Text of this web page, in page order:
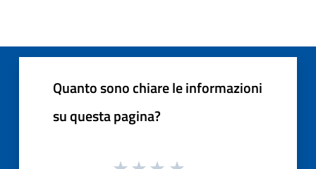
Quanto sono chiare le informazioni
su questa pagina?